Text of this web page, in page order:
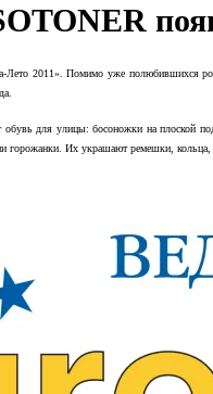
Лето 2011». Помимо уже полюбившихся
обувь для улицы: босоножки на
горожанки. Их украшают ремешки, кольца,